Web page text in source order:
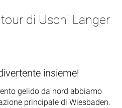
di Uschi Langer
insieme!
gelido da nord abbiamo
principale di Wiesbaden.